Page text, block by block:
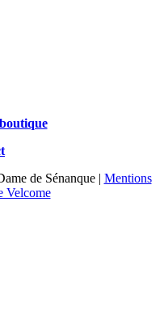
de Sénanque | Mentions
Velcome